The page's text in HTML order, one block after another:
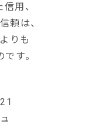
用、
頼は、
りも
す。